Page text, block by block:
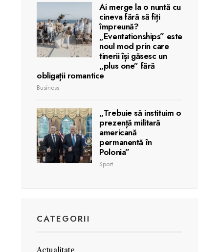
Ai merge la o nuntă cu
cineva fără să fiți
împreună?
„Eventationships” este
noul mod prin care
tinerii își găsesc un
„plus one” fără
obligații romantice
Business
„Trebuie să instituim o
prezență militară
americană
permanentă în
Polonia”
Sport
CATEGORII
Actualitate